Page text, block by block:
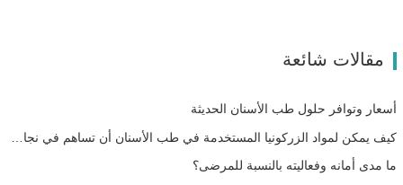
مقالات شائعة
أسعار وتوافر حلول طب الأسنان الحديثة
ما مدى أمانه وفعاليته بالنسبة للمرضى؟